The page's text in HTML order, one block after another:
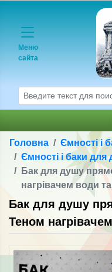
Меню
сайта
Головна
Ємності і
Ємності і баки для
Бак для душу
нагрівачем води
Бак для душу
Теном